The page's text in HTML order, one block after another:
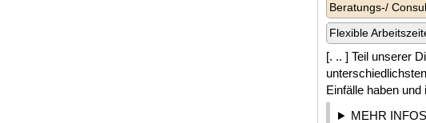
Beratungs-/
Flexible
[. .. ] Teil unserer
Einfälle haben
MEHR